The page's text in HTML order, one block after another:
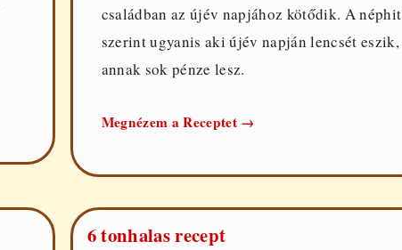
családban az újév napjához kötődik. A néphit
szerint ugyanis aki újév napján lencsét eszik,
annak sok pénze lesz.
Megnézem a Receptet 5
recept
→
6 tonhalas recept